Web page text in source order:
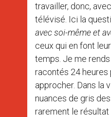
travailler, donc,
télévisé. Ici la
avec soi-même et
ceux qui en font
temps. Je me
racontés 24 heures
approcher. Dans la
nuances de gris
rarement le